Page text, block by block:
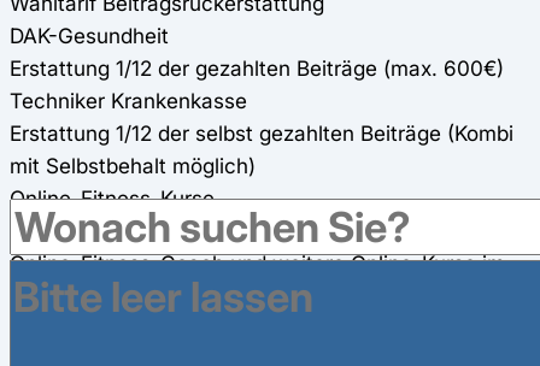
DAK-Gesundheit
Erstattung 1/12 der gezahlten Beiträge (max. 600€)
Techniker Krankenkasse
Erstattung 1/12 der selbst gezahlten Beiträge (Kombi
mit Selbstbehalt möglich)
Online-Fitness-Kurse
DAK-Gesundheit
Online-Fitness-Coach und weitere Online-Kurse im
Bereich Bewegung (100%)